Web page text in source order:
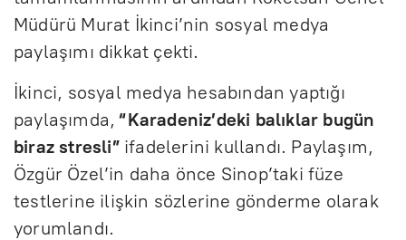
Müdürü Murat İkinci’nin sosyal medya
paylaşımı dikkat çekti.
İkinci, sosyal medya hesabından yaptığı
paylaşımda,“Karadeniz’deki balıklar bugün
biraz stresli”ifadelerini kullandı. Paylaşım,
Özgür Özel’in daha önce Sinop’taki füze
testlerine ilişkin sözlerine gönderme olarak
yorumlandı.